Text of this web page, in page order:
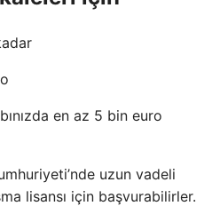
en az 5 bin euro
uzun vadeli
lisansı için başvurabilirler.